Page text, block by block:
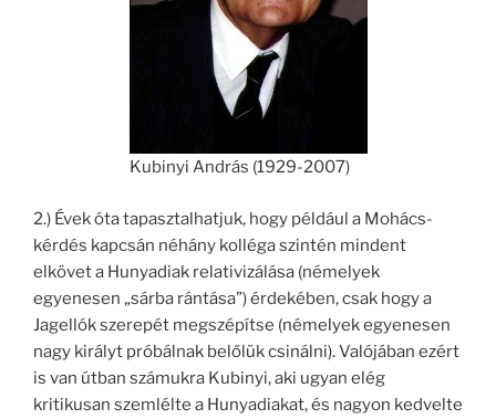
Kubinyi András (1929-2007)
2.) Évek óta tapasztalhatjuk, hogy például a Mohács-
kérdés kapcsán néhány kolléga szintén mindent
elkövet a Hunyadiak relativizálása (némelyek
egyenesen „sárba rántása”) érdekében, csak hogy a
Jagellók szerepét megszépítse (némelyek egyenesen
nagy királyt próbálnak belőlük csinálni). Valójában ezért
is van útban számukra Kubinyi, aki ugyan elég
kritikusan szemlélte a Hunyadiakat, és nagyon kedvelte